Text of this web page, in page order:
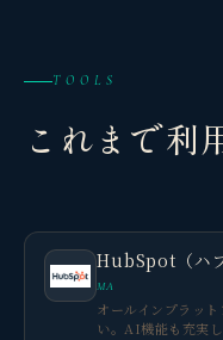
TOOLS
これまで利
HubSpot（ハ
MA
オールインプラッ
い。AI機能も充実し